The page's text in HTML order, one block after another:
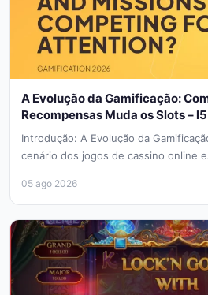
A Evolução da Gamificação:
Recompensas Muda os Slots –
Introdução: A Evolução da
cenário dos jogos de cassino online
05 ago 2026